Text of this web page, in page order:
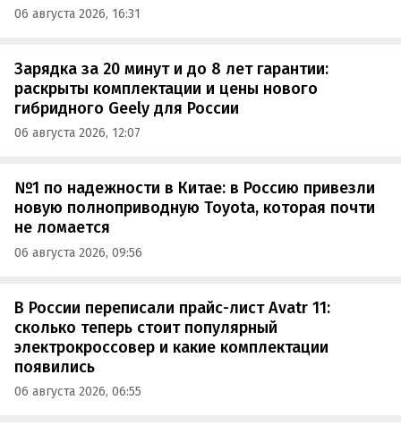
06 августа 2026, 16:31
Зарядка за 20 минут и до 8 лет гарантии:
раскрыты комплектации и цены нового
гибридного Geely для России
06 августа 2026, 12:07
№1 по надежности в Китае: в Россию привезли
новую полноприводную Toyota, которая почти
не ломается
06 августа 2026, 09:56
В России переписали прайс-лист Avatr 11:
сколько теперь стоит популярный
электрокроссовер и какие комплектации
появились
06 августа 2026, 06:55